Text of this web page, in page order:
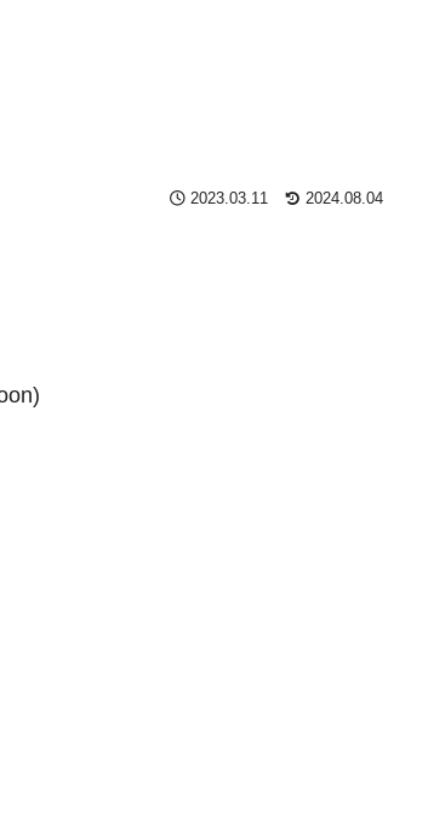
2023.03.11 2024.08.04